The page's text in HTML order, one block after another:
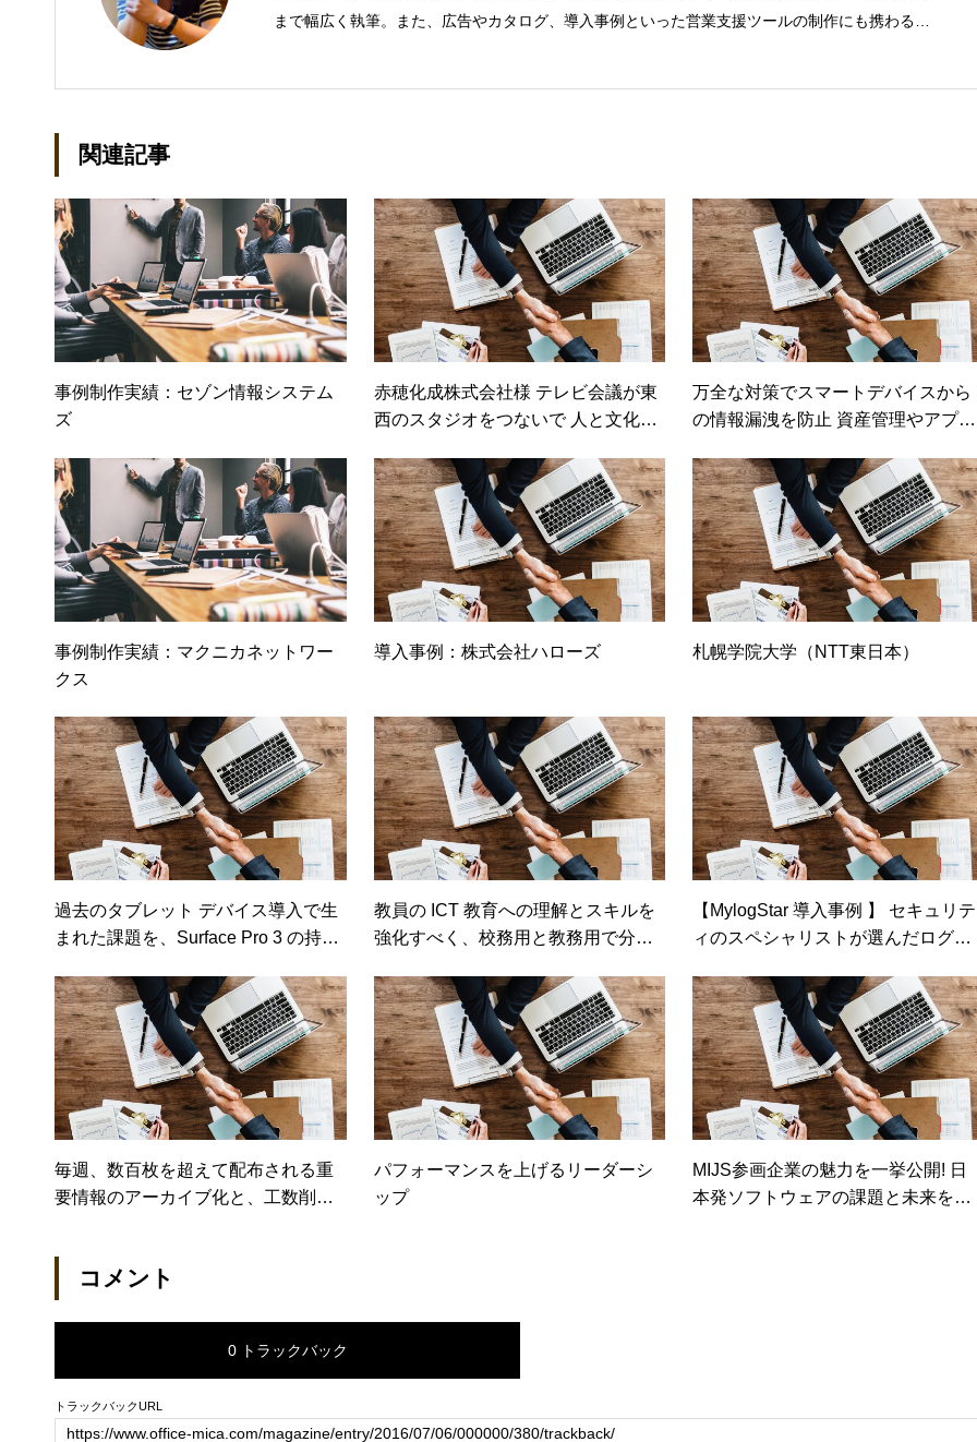
まで幅広く執筆。また、広告やカタログ、導入事例といった営業支援ツールの制作にも携わる。
（.NET/BI/カタログ/各種戦略/導入事例/パートナー取材など）…ほか、多数執筆。●連絡先 メー
ル：kenta@office-mica.com
関連記事
事例制作実績：セゾン情報システム
ズ
赤穂化成株式会社様 テレビ会議が東
西のスタジオをつないで 人と文化を
万全な対策でスマートデバイスから
の情報漏洩を防止 資産管理やアプリ
率を実現
事例制作実績：マクニカネットワー
クス
導入事例：株式会社ハローズ 札幌学院大学（NTT東日本）
過去のタブレット デバイス導入で生
まれた課題を、Surface Pro 3 の持つ
島市教育委員会
教員の ICT 教育への理解とスキルを
強化すべく、校務用と教務用で分か
の一本化を実施 – 東海大学付属高輪
台高等学校・中等部
【MylogStar 導入事例 】 セキュリテ
ィのスペシャリストが選んだログ管
ット様≫
毎週、数百枚を超えて配布される重
要情報のアーカイブ化と、工数削減
パフォーマンスを上げるリーダーシ
ップ
MIJS参画企業の魅力を一挙公開! 日
本発ソフトウェアの課題と未来を考
コメント
0 トラックバック
トラックバックURL